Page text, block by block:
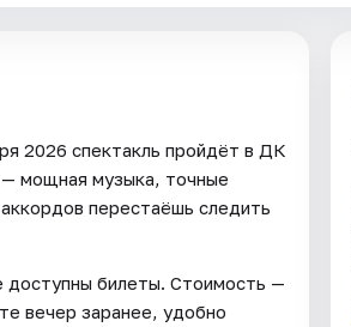
2026 спектакль пройдёт в ДК
мощная музыка, точные
перестаёшь следить
доступны билеты. Стоимость —
вечер заранее, удобно